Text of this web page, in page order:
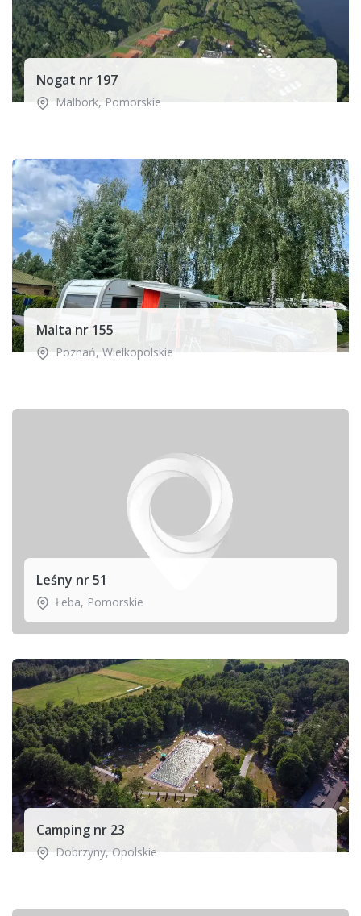
Nogat nr 197
Malbork, Pomorskie
Malta nr 155
Poznań,Wielkopolskie
Leśny nr 51
Łeba, Pomorskie
Camping nr 23
Dobrzyny, Opolskie